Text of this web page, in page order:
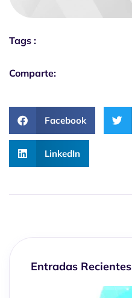
Entradas Recientes
Tags :
Comparte:
Facebook
LinkedIn